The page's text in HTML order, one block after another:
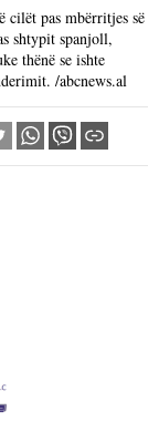
cilët pas mbërritjes së
shtypit spanjoll,
thënë se ishte
/abcnews.al